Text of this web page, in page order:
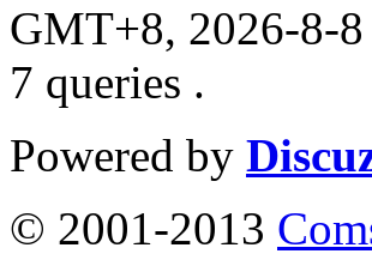
GMT+8, 2026-8-
7 queries .
Powered by
© 2001-2013